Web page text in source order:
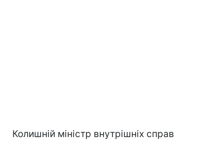
Колишній міністр внутрішніх справ